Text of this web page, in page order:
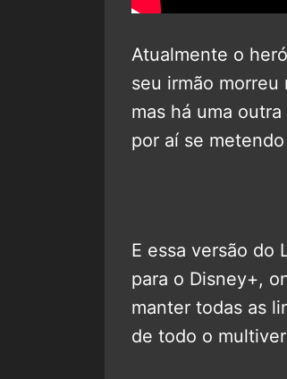
Atualmente o
seu irmão morreu
mas há uma
por aí se
E essa versão do
para o Disney+,
manter todas as
de todo o